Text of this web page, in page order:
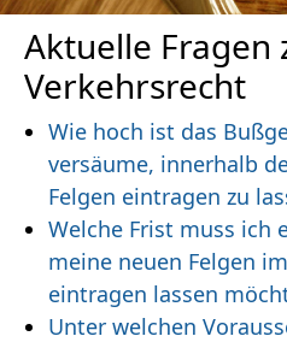
Aktuelle Fragen
Verkehrsrecht
Wie hoch ist das
versäume, innerhalb
Felgen eintragen zu
Welche Frist muss ich
meine neuen Felgen
eintragen lassen
Unter welchen